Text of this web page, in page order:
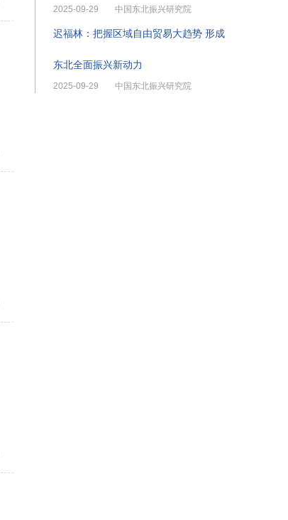
2025-09-29 中国东北振兴研究院
迟福林：把握区域自由贸易大趋势 形成
东北全面振兴新动力
2025-09-29 中国东北振兴研究院